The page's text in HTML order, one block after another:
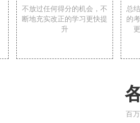
不放过任何得分的机会，不
断地充实改正的学习更快提
升
总
的
百